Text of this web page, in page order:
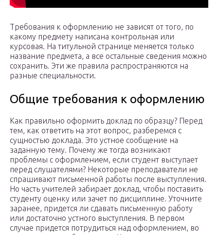
Требования к оформлению не зависят от того, по
какому предмету написана контрольная или
курсовая. На титульной странице меняется только
название предмета, а все остальные сведения можно
сохранить. Эти же правила распространяются на
разные специальности.
Общие требования к оформлению
Как правильно оформить доклад по образцу? Перед
тем, как ответить на этот вопрос, разберемся с
сущностью доклада. Это устное сообщение на
заданную тему. Почему же тогда возникают
проблемы с оформлением, если студент выступает
перед слушателями? Некоторые преподаватели не
спрашивают письменной работы после выступления.
Но часть учителей забирает доклад, чтобы поставить
студенту оценку или зачет по дисциплине. Уточните
заранее, придется ли сдавать письменную работу
или достаточно устного выступления. В первом
случае придется потрудиться над оформлением, во